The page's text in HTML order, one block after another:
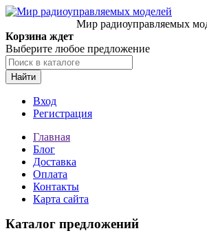
Мир радиоуправляемых
Корзина ждет
Выберите любое предложение
Найти
Вход
Регистрация
Главная
Блог
Доставка
Оплата
Контакты
Карта сайта
Каталог предложений